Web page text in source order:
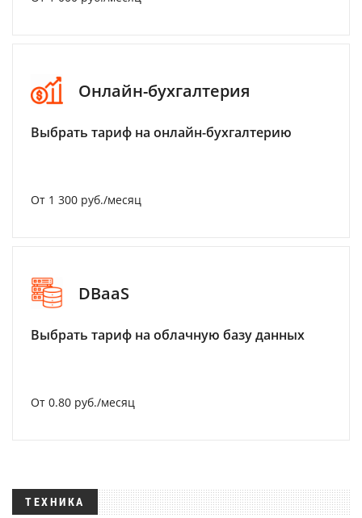
Онлайн-бухгалтерия
Выбрать тариф на онлайн-бухгалтерию
От 1 300 руб./месяц
DBaaS
Выбрать тариф на облачную базу данных
От 0.80 руб./месяц
ТЕХНИКА